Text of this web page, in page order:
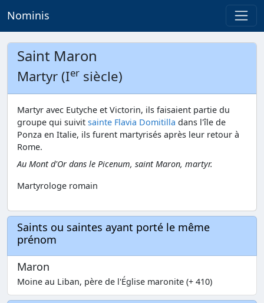
Nominis
Saint Maron
Martyr (Ier siècle)
Martyr avec Eutyche et Victorin, ils faisaient partie du
groupe qui suivit sainte Flavia Domitilla dans l'île de
Ponza en Italie, ils furent martyrisés après leur retour à
Rome.
Au Mont d'Or dans le Picenum, saint Maron, martyr.
Martyrologe romain
Saints ou saintes ayant porté le même
prénom
Maron
Moine au Liban, père de l'Église maronite (+ 410)